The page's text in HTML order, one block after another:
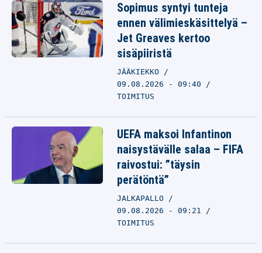
Sopimus syntyi tunteja
ennen välimieskäsittelyä –
Jet Greaves kertoo
sisäpiiristä
JÄÄKIEKKO
09.08.2026 - 09:40
TOIMITUS
UEFA maksoi Infantinon
naisystävälle salaa – FIFA
raivostui: ”täysin
perätöntä”
JALKAPALLO
09.08.2026 - 09:21
TOIMITUS